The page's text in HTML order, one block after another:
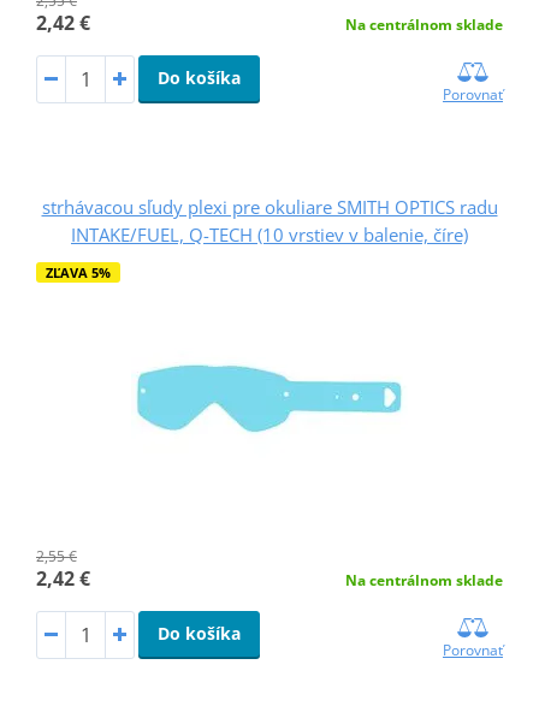
2,42 € Na centrálnom sklade
Do košíka
Porovnať
strhávacou sľudy plexi pre okuliare SMITH OPTICS radu
INTAKE/FUEL, Q-TECH (10 vrstiev v balenie, číre)
ZĽAVA 5%
2,55 €
2,42 € Na centrálnom sklade
Do košíka
Porovnať